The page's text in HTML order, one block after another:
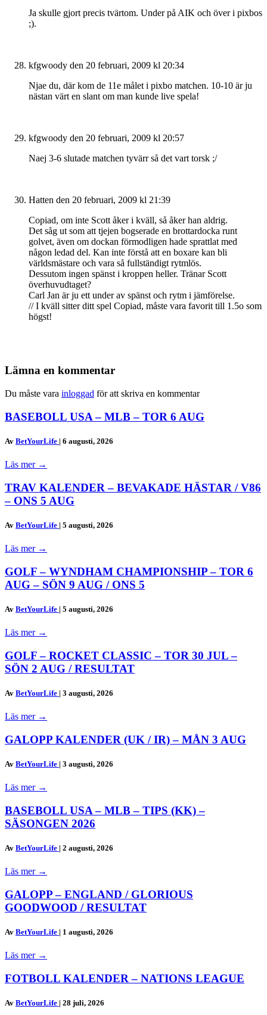
Ja skulle gjort precis tvärtom. Under på AIK och över i pixbos
;).
kfgwoody den 20 februari, 2009 kl 20:34
Njae du, där kom de 11e målet i pixbo matchen. 10-10 är ju
nästan värt en slant om man kunde live spela!
kfgwoody den 20 februari, 2009 kl 20:57
Naej 3-6 slutade matchen tyvärr så det vart torsk ;/
Hatten den 20 februari, 2009 kl 21:39
Copiad, om inte Scott åker i kväll, så åker han aldrig.
Det såg ut som att tjejen bogserade en brottardocka runt
golvet, även om dockan förmodligen hade sprattlat med
någon ledad del. Kan inte förstå att en boxare kan bli
världsmästare och vara så fullständigt rytmlös.
Dessutom ingen spänst i kroppen heller. Tränar Scott
överhuvudtaget?
Carl Jan är ju ett under av spänst och rytm i jämförelse.
// I kväll sitter ditt spel Copiad, måste vara favorit till 1.5o som
högst!
Lämna en kommentar
Du måste vara inloggad för att skriva en kommentar
BASEBOLL USA – MLB – TOR 6 AUG
Av BetYourLife | 6 augusti, 2026
Läs mer →
TRAV KALENDER – BEVAKADE HÄSTAR / V86
– ONS 5 AUG
Av BetYourLife | 5 augusti, 2026
Läs mer →
GOLF – WYNDHAM CHAMPIONSHIP – TOR 6
AUG – SÖN 9 AUG / ONS 5
Av BetYourLife | 5 augusti, 2026
Läs mer →
GOLF – ROCKET CLASSIC – TOR 30 JUL –
SÖN 2 AUG / RESULTAT
Av BetYourLife | 3 augusti, 2026
Läs mer →
GALOPP KALENDER (UK / IR) – MÅN 3 AUG
Av BetYourLife | 3 augusti, 2026
Läs mer →
BASEBOLL USA – MLB – TIPS (KK) –
SÄSONGEN 2026
Av BetYourLife | 2 augusti, 2026
Läs mer →
GALOPP – ENGLAND / GLORIOUS
GOODWOOD / RESULTAT
Av BetYourLife | 1 augusti, 2026
Läs mer →
FOTBOLL KALENDER – NATIONS LEAGUE
Av BetYourLife | 28 juli, 2026